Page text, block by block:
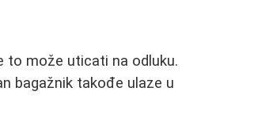
to može uticati na odluku.
bagažnik takođe ulaze u